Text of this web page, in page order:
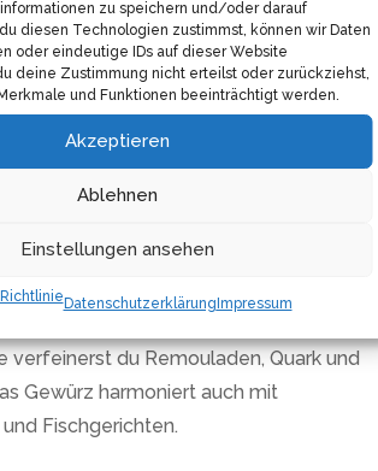
zu speichern und/oder darauf
diesen Technologien zustimmst, können wir Daten
oder eindeutige IDs auf dieser Website
deine Zustimmung nicht erteilst oder zurückziehst,
und Funktionen beeinträchtigt werden.
Akzeptieren
Ablehnen
Einstellungen ansehen
DatenschutzerklärungImpressum
Versand und Rücksendungen
Petersilie von Ostmann verfeinert
zu Suppen, Gemüsegerichten und
verfeinerst du Remouladen, Quark und
Gewürz harmoniert auch mit
Fischgerichten.